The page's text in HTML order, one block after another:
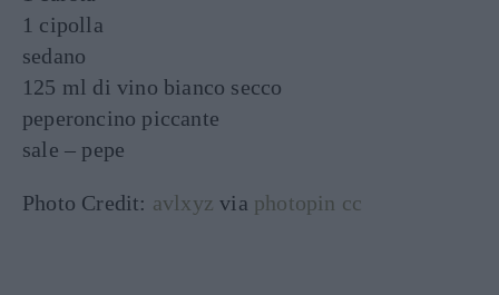
1 cipolla
sedano
125 ml di vino bianco secco
peperoncino piccante
sale – pepe
Photo Credit: avlxyz via photopin cc